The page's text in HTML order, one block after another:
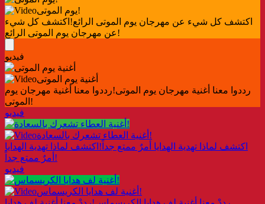
يوم الموتى!
اكتشف كل شيء عن مهرجان يوم الموتى الرائع! اكتشف كل شيء
عن مهرجان يوم الموتى الرائع!
فيديو
أغنية يوم الموتى
رددوا معنا أغنية مهرجان يوم الموتى!رددوا معنا أغنية مهرجان يوم
الموتى!
فيديو
أغنية العطاء تشعرك بالسعادة!
اكتشف لماذا تهدية الهدايا أمرٌ ممتع جداً! اكتشف لماذا تهدية الهدايا
أمرٌ ممتع جداً!
فيديو
أغنية لف هدايا الكريسماس!